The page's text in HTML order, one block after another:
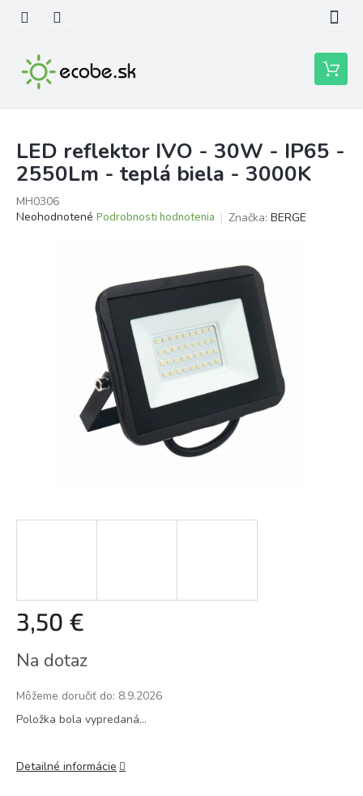
obsah
Nákupný
košík
LED reflektor IVO - 30W - IP65 -
2550Lm - teplá biela - 3000K
MH0306
Priemerné
Neohodnotené Podrobnosti hodnotenia Značka: BERGE
3,50 €
cena:
Na dotaz
Môžeme doručiť do: 8.9.2026
Položka bola vypredaná…
Detailné informácie